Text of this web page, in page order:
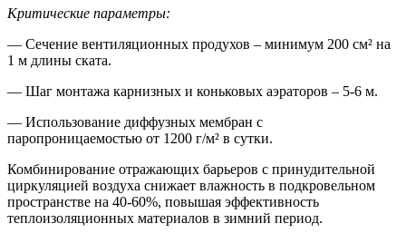
Критические параметры:
— Сечение вентиляционных продухов – минимум 200 см² на
1 м длины ската.
— Шаг монтажа карнизных и коньковых аэраторов – 5-6 м.
— Использование диффузных мембран с
паропроницаемостью от 1200 г/м² в сутки.
Комбинирование отражающих барьеров с принудительной
циркуляцией воздуха снижает влажность в подкровельном
пространстве на 40-60%, повышая эффективность
теплоизоляционных материалов в зимний период.